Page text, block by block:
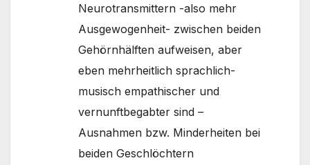
Neurotransmittern -also mehr
Ausgewogenheit- zwischen beiden
Gehörnhälften aufweisen, aber
eben mehrheitlich sprachlich-
musisch empathischer und
vernunftbegabter sind –
Ausnahmen bzw. Minderheiten bei
beiden Geschlöchtern